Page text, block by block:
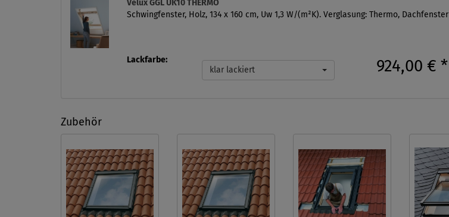
Velux GGL UK10 THERMO
Schwingfenster, Holz, 134 x 160 cm, Uw 1,3 W/(m²K). Verglasung: Thermo, Dachfenster
Lackfarbe:
klar lackiert
924,00 € *
Zubehör